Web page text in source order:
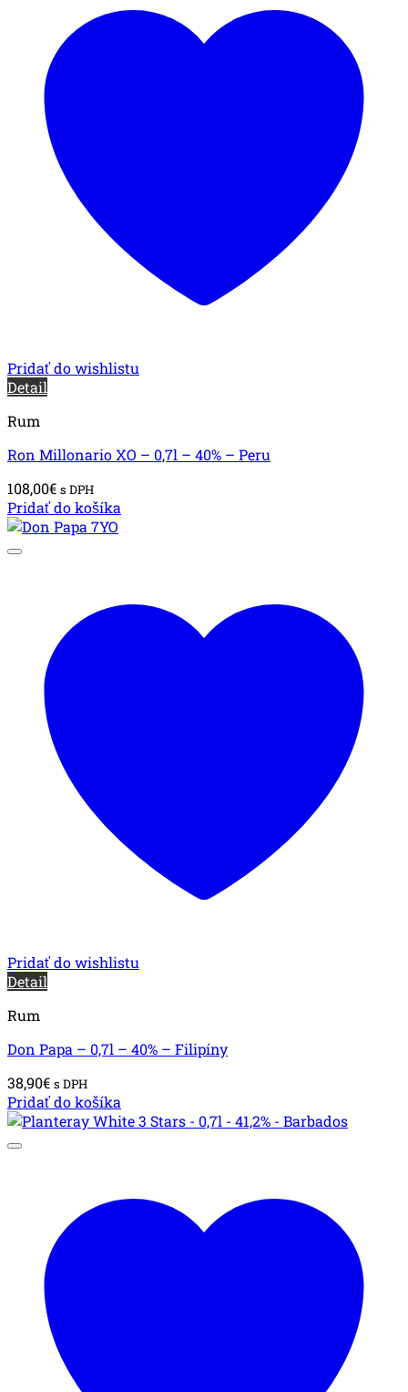
Pridať do wishlistu
Detail
Rum
Ron Millonario XO – 0,7l – 40% – Peru
108,00€ s DPH
Pridať do košíka
Pridať do wishlistu
Detail
Rum
Don Papa – 0,7l – 40% – Filipíny
38,90€ s DPH
Pridať do košíka